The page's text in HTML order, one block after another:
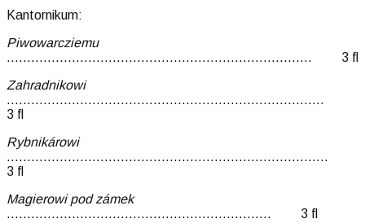
Kantornikum:
Piwowarcziemu
………………………………………………………………… 3 fl
Zahradnikowi
……………………………………………………………………
3 fl
Rybnikárowi
…………………………………………………………………….
3 fl
Magierowi pod zámek
……………………………………………………….. 3 fl